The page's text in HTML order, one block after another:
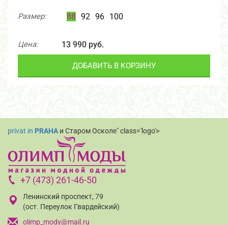
Размер: 88 92 96 100
Цена: 13 990 руб.
ДОБАВИТЬ В КОРЗИНУ
privat in PRAHA и Старом Осколе" class='logo'>
+7 (473) 261-46-50
Ленинский проспект, 79
(ост. Переулок Гвардейский)
olimp_mody@mail.ru